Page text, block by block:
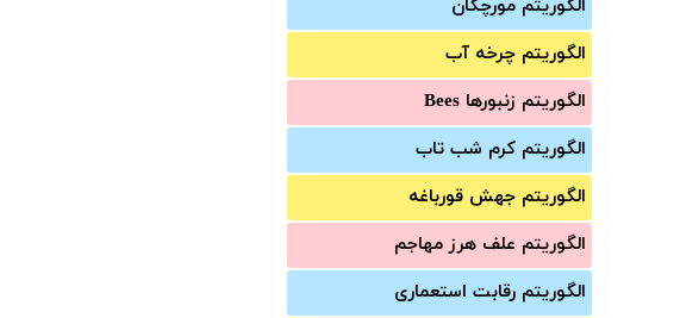
الگوریتم مورچگان
الگوریتم چرخه آب
الگوریتم زنبورها Bees
الگوریتم کرم شب تاب
الگوریتم جهش قورباغه
الگوریتم علف هرز مهاجم
الگوریتم رقابت استعماری